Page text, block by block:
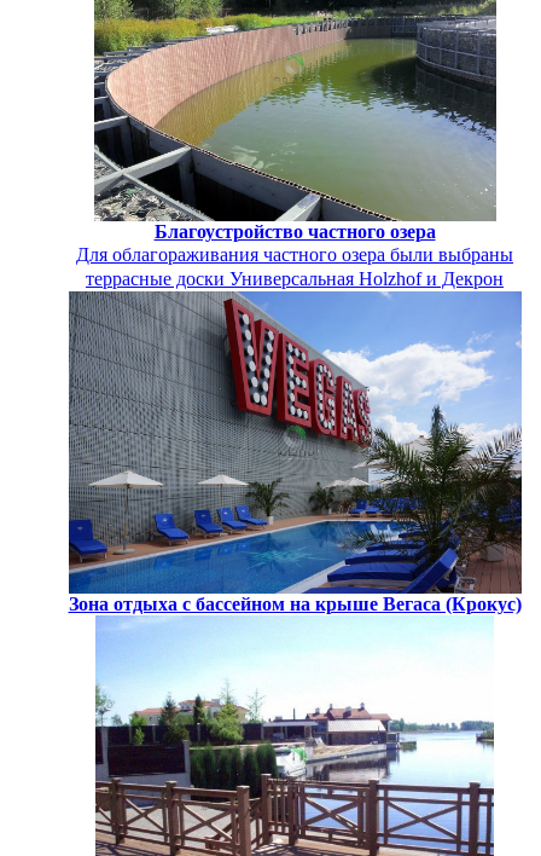
Благоустройство частного озера
Для облагораживания частного озера были выбраны
террасные доски Универсальная Holzhof и Декрон
Зона отдыха с бассейном на крыше Вегаса (Крокус)